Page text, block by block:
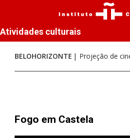
Atividades culturais
BELOHORIZONTE Projeção de
Fogo em Castela